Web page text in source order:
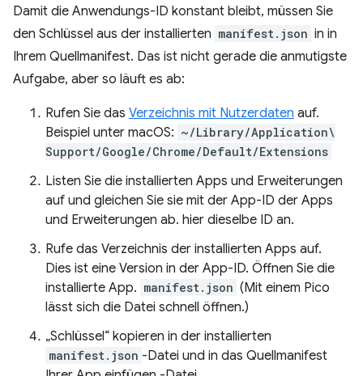
Damit die Anwendungs-ID konstant bleibt, müssen Sie
den Schlüssel aus der installierten manifest.json in in
Ihrem Quellmanifest. Das ist nicht gerade die anmutigste
Aufgabe, aber so läuft es ab:
Rufen Sie das Verzeichnis mit Nutzerdaten auf.
Beispiel unter macOS: ~/Library/Application\
Support/Google/Chrome/Default/Extensions
Listen Sie die installierten Apps und Erweiterungen
auf und gleichen Sie sie mit der App-ID der Apps
und Erweiterungen ab. hier dieselbe ID an.
Rufe das Verzeichnis der installierten Apps auf.
Dies ist eine Version in der App-ID. Öffnen Sie die
installierte App. manifest.json (Mit einem Pico
lässt sich die Datei schnell öffnen.)
„Schlüssel“ kopieren in der installierten
manifest.json -Datei und in das Quellmanifest